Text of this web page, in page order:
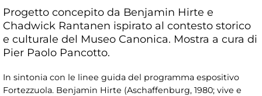
Progetto concepito da Benjamin Hirte e
Chadwick Rantanen ispirato al contesto storico
e culturale del Museo Canonica. Mostra a cura di
Pier Paolo Pancotto.
In sintonia con le linee guida del programma espositivo
Fortezzuola. Benjamin Hirte (Aschaffenburg, 1980; vive e